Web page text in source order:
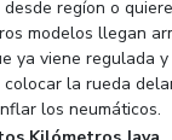
desde regíon o
modelos llegan
ya viene regulada
colocar la rueda
los neumáticos.